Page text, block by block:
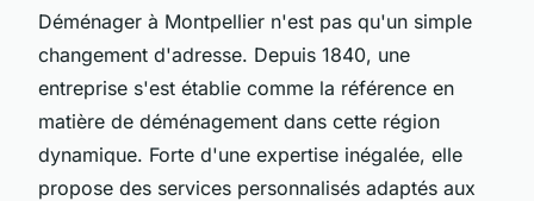
Déménager à Montpellier n'est pas qu'un simple
changement d'adresse. Depuis 1840, une
entreprise s'est établie comme la référence en
matière de déménagement dans cette région
dynamique. Forte d'une expertise inégalée, elle
propose des services personnalisés adaptés aux